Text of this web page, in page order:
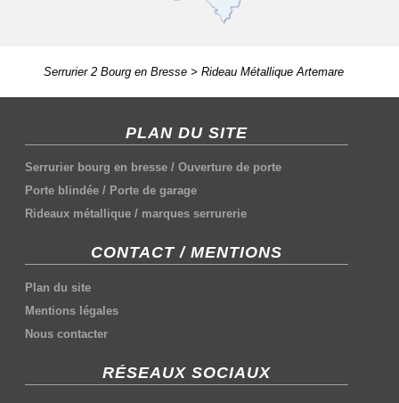
Serrurier 2 Bourg en Bresse> Rideau Métallique Artemare
PLAN DU SITE
Serrurier bourg en bresse /Ouverture de porte
Porte blindée / Porte de garage
Rideaux métallique / marques serrurerie
CONTACT / MENTIONS
Plan du site
Mentions légales
Nous contacter
RÉSEAUX SOCIAUX